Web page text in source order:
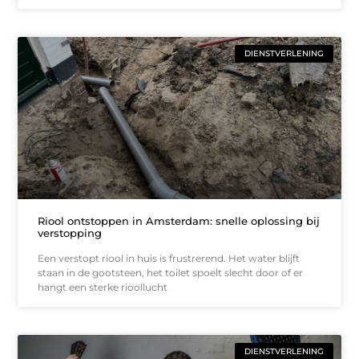
DIENSTVERLENING
Riool ontstoppen in Amsterdam: snelle oplossing bij
verstopping
Een verstopt riool in huis is frustrerend. Het water blijft
staan in de gootsteen, het toilet spoelt slecht door of er
hangt een sterke rioollucht
DIENSTVERLENING